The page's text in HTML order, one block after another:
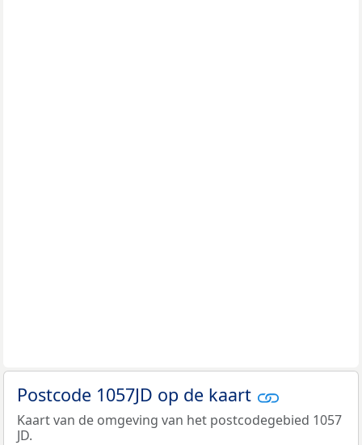
Postcode 1057JD op de kaart
Kaart van de omgeving van het postcodegebied 1057
JD.